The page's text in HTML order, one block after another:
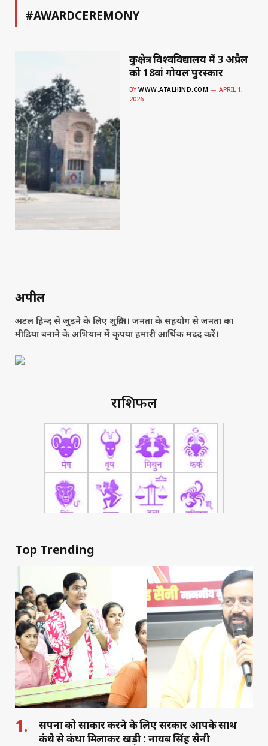
#AWARDCEREMONY
कुरुक्षेत्र विश्वविद्यालय में 3 अप्रैल
को 18वां गोयल पुरस्कार
BY WWW.ATALHIND.COM
APRIL 1,
2026
अपील
अटल हिन्द से जुड़ने के लिए शुक्रिया। जनता के सहयोग से जनता का
मीडिया बनाने के अभियान में कृपया हमारी आर्थिक मदद करें।
राशिफल
Top Trending
सपनों को साकार करने के लिए सरकार आपके साथ
कंधे से कंधा मिलाकर खड़ी : नायब सिंह सैनी